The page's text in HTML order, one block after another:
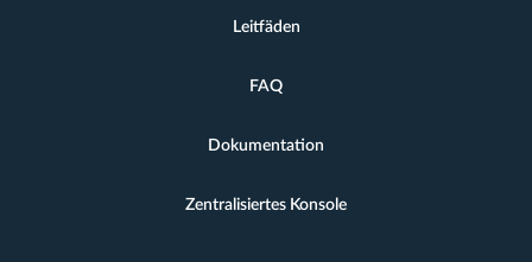
Leitfäden
FAQ
Dokumentation
Zentralisiertes Konsole